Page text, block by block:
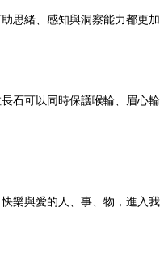
緒、感知與洞察能力都更
石可以同時保護喉輪、眉心
樂與愛的人、事、物，進入我